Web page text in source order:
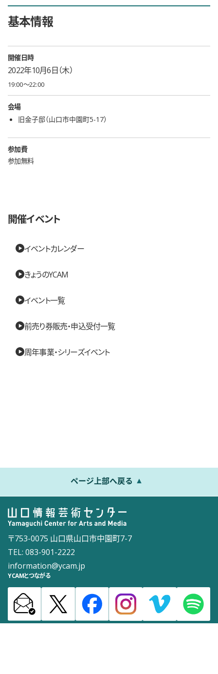
基本情報
開催日時
2022年10月6日（木）
19:00〜22:00
会場
旧金子邸（山口市中園町5-17）
参加費
参加無料
開催イベント
イベントカレンダー
きょうのYCAM
イベント一覧
前売り券販売・申込受付一覧
周年事業・シリーズイベント
ページ上部へ戻る
〒753-0075 山口県山口市中園町7-7
TEL: 083-901-2222
information@ycam.jp
YCAMとつながる